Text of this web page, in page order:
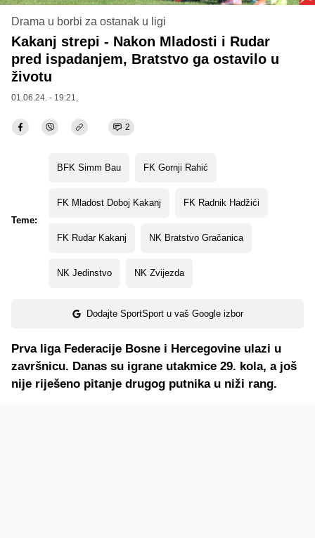
Drama u borbi za ostanak u ligi
Kakanj strepi - Nakon Mladosti i Rudar
pred ispadanjem, Bratstvo ga ostavilo u
životu
01.06.24. - 19:21,
2
Teme:
BFK Simm Bau FK Gornji Rahić
FK Mladost Doboj Kakanj FK Radnik Hadžići
FK Rudar Kakanj NK Bratstvo Gračanica
NK Jedinstvo NK Zvijezda
Dodajte SportSport u vaš Google izbor
Prva liga Federacije Bosne i Hercegovine ulazi u
završnicu. Danas su igrane utakmice 29. kola, a još
nije riješeno pitanje drugog putnika u niži rang.